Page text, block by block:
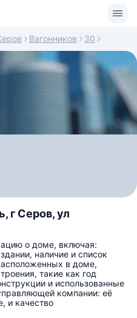
Вагонников 30
г Серов, ул
о доме, включая:
наличие и список
в доме,
такие как год
и использованные
компании: её
и качество